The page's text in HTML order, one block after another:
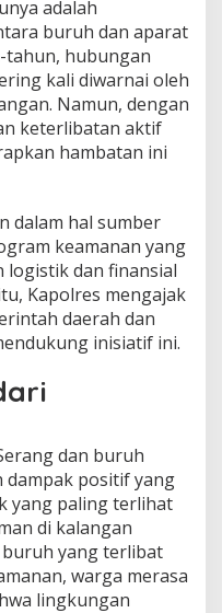
adalah
buruh dan aparat
tahun, hubungan
kali diwarnai oleh
Namun, dengan
keterlibatan aktif
hambatan ini
dalam hal sumber
keamanan yang
dan finansial
Kapolres mengajak
daerah dan
inisiatif ini.
dan buruh
dampak positif yang
yang paling terlihat
di kalangan
buruh yang terlibat
warga merasa
lingkungan